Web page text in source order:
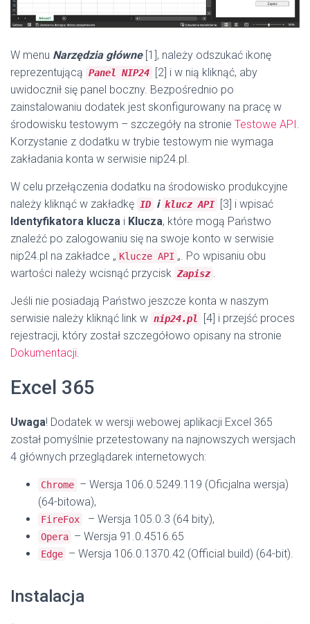
W menu Narzędzia główne[1], należy odszukać ikonę
reprezentującą Panel NIP24
[2] i w nią kliknąć, aby
uwidocznił się panel boczny. Bezpośrednio po
zainstalowaniu dodatek jest skonfigurowany na pracę w
środowisku testowym – szczegóły na stronie Testowe API .
Korzystanie z dodatku w trybie testowym nie wymaga
zakładania konta w serwisie nip24.pl.
W celu przełączenia dodatku na środowisko produkcyjne
należy kliknąć w zakładkę ID i klucz API
[3] i wpisać
Identyfikatora klucza i Klucza, które mogą Państwo
znaleźć po zalogowaniu się na swoje konto w serwisie
nip24.pl na zakładce „ Klucze API „. Po wpisaniu obu
wartości należy wcisnąć przycisk Zapisz .
Jeśli nie posiadają Państwo jeszcze konta w naszym
serwisie należy kliknąć link w nip24.pl
[4] i przejść proces
rejestracji, który został szczegółowo opisany na stronie
Dokumentacji.
Excel 365
Uwaga! Dodatek w wersji webowej aplikacji Excel 365
został pomyślnie przetestowany na najnowszych wersjach
4 głównych przeglądarek internetowych:
Chrome – Wersja 106.0.5249.119 (Oficjalna wersja)
(64-bitowa),
FireFox – Wersja 105.0.3 (64 bity),
Opera – Wersja 91.0.4516.65
Edge – Wersja 106.0.1370.42 (Official build) (64-bit).
Instalacja